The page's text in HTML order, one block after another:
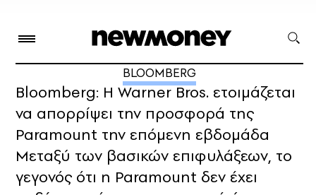
BLOOMBERG
Bloomberg: Η Warner Bros. ετοιμάζεται
να απορρίψει την προσφορά της
Paramount την επόμενη εβδομάδα
Μεταξύ των βασικών επιφυλάξεων, το
γεγονός ότι η Paramount δεν έχει